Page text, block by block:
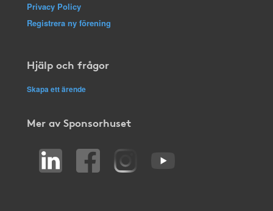
Privacy Policy
Registrera ny förening
Hjälp och frågor
Skapa ett ärende
Mer av Sponsorhuset